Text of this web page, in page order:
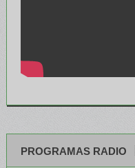
PROGRAMAS RADIO